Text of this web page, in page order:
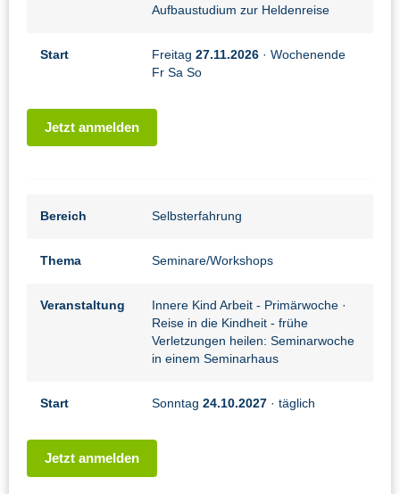
Aufbaustudium zur Heldenreise
Start Freitag 27.11.2026 · Wochenende
Fr Sa So
Jetzt anmelden
Bereich Selbsterfahrung
Thema Seminare/Workshops
Veranstaltung Innere Kind Arbeit - Primärwoche ·
Reise in die Kindheit - frühe
Verletzungen heilen: Seminarwoche
in einem Seminarhaus
Start Sonntag 24.10.2027 · täglich
Jetzt anmelden